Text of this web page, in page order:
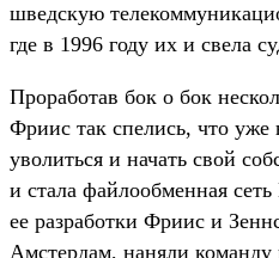
шведскую
где в 1996 году их и свела
Проработав бок о бок
Фриис так спелись, что уже
уволиться и начать свой
и стала файлообменная
ее разработки Фриис и
Амстердам, наняли команду